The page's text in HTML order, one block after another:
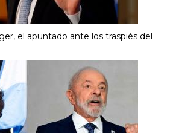
el apuntado ante los traspiés del